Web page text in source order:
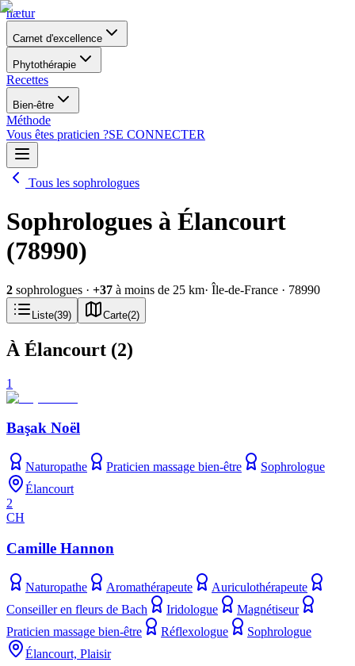
nætur
Carnet d'excellence
Phytothérapie
Recettes
Bien-être
Méthode
Vous êtes praticien ?SE CONNECTER
Tous les sophrologues
Sophrologues à Élancourt
(78990)
2 sophrologues · +37 à moins de 25 km· Île-de-France · 78990
Liste(39) Carte(2)
À Élancourt (2)
1
Başak Noël
Naturopathe Praticien massage bien-être
Sophrologue
Élancourt
2
CH
Camille Hannon
Naturopathe Aromathérapeute
Auriculothérapeute
Conseiller en fleurs de Bach
Iridologue
Magnétiseur
Praticien massage bien-être
Réflexologue
Sophrologue
Élancourt, Plaisir